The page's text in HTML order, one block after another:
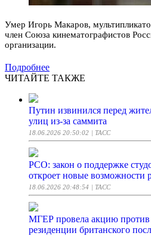
Умер Игорь Макаров,
член Союза кинематографистов
организации.
Подробнее
ЧИТАЙТЕ ТАКЖЕ
Путин извинился перед
улиц из-за саммита
18.06.2026 20:50:02 | ТАСС
РСО: закон о поддержке
откроет новые возможности
18.06.2026 20:48:54 | ТАСС
МГЕР провела акцию
резиденции британского